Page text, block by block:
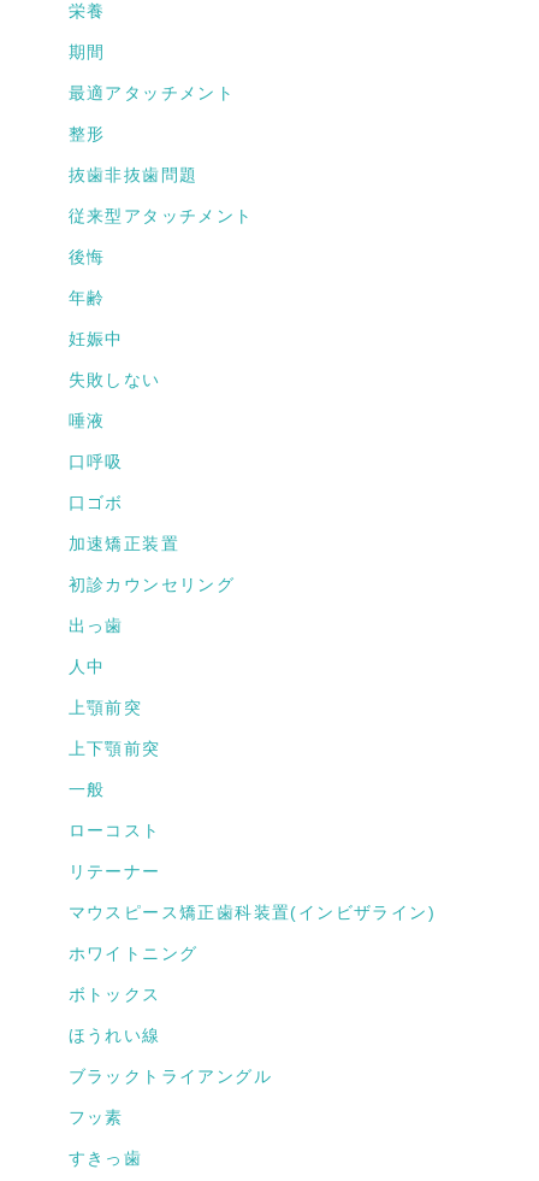
栄養
期間
最適アタッチメント
整形
抜歯非抜歯問題
従来型アタッチメント
後悔
年齢
妊娠中
失敗しない
唾液
口呼吸
口ゴボ
加速矯正装置
初診カウンセリング
出っ歯
人中
上顎前突
上下顎前突
一般
ローコスト
リテーナー
マウスピース矯正歯科装置(インビザライン)
ホワイトニング
ボトックス
ほうれい線
ブラックトライアングル
フッ素
すきっ歯